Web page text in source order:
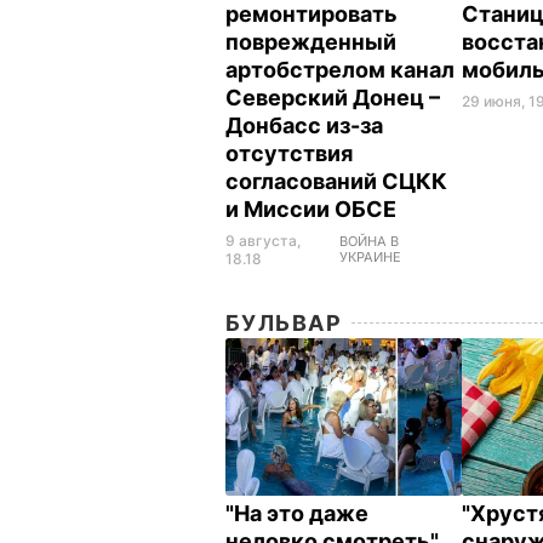
ремонтировать
поврежденный
артобстрелом канал
Северский Донец –
Донбасс из-за
отсутствия
согласований СЦКК
и Миссии ОБСЕ
9 августа,
18.18
ВОЙНА В
УКРАИНЕ
29 июня,
БУЛЬВАР
"На это даже